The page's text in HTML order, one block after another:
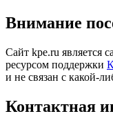
Внимание
Сайт kpe.ru является
ресурсом поддержки
и не связан с какой-
Контактная